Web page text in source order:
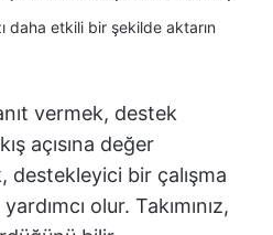
daha etkili bir şekilde aktarın
vermek, destek
açısına değer
bir çalışma
olur. Takımınız,